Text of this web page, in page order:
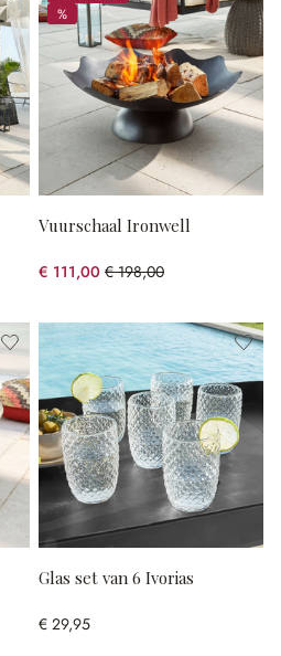
%
%
Vuurschaal Ironwell
€ 111,00 € 198,00
(43.94% gespart)
Glas set van 6 Ivorias
€ 29,95